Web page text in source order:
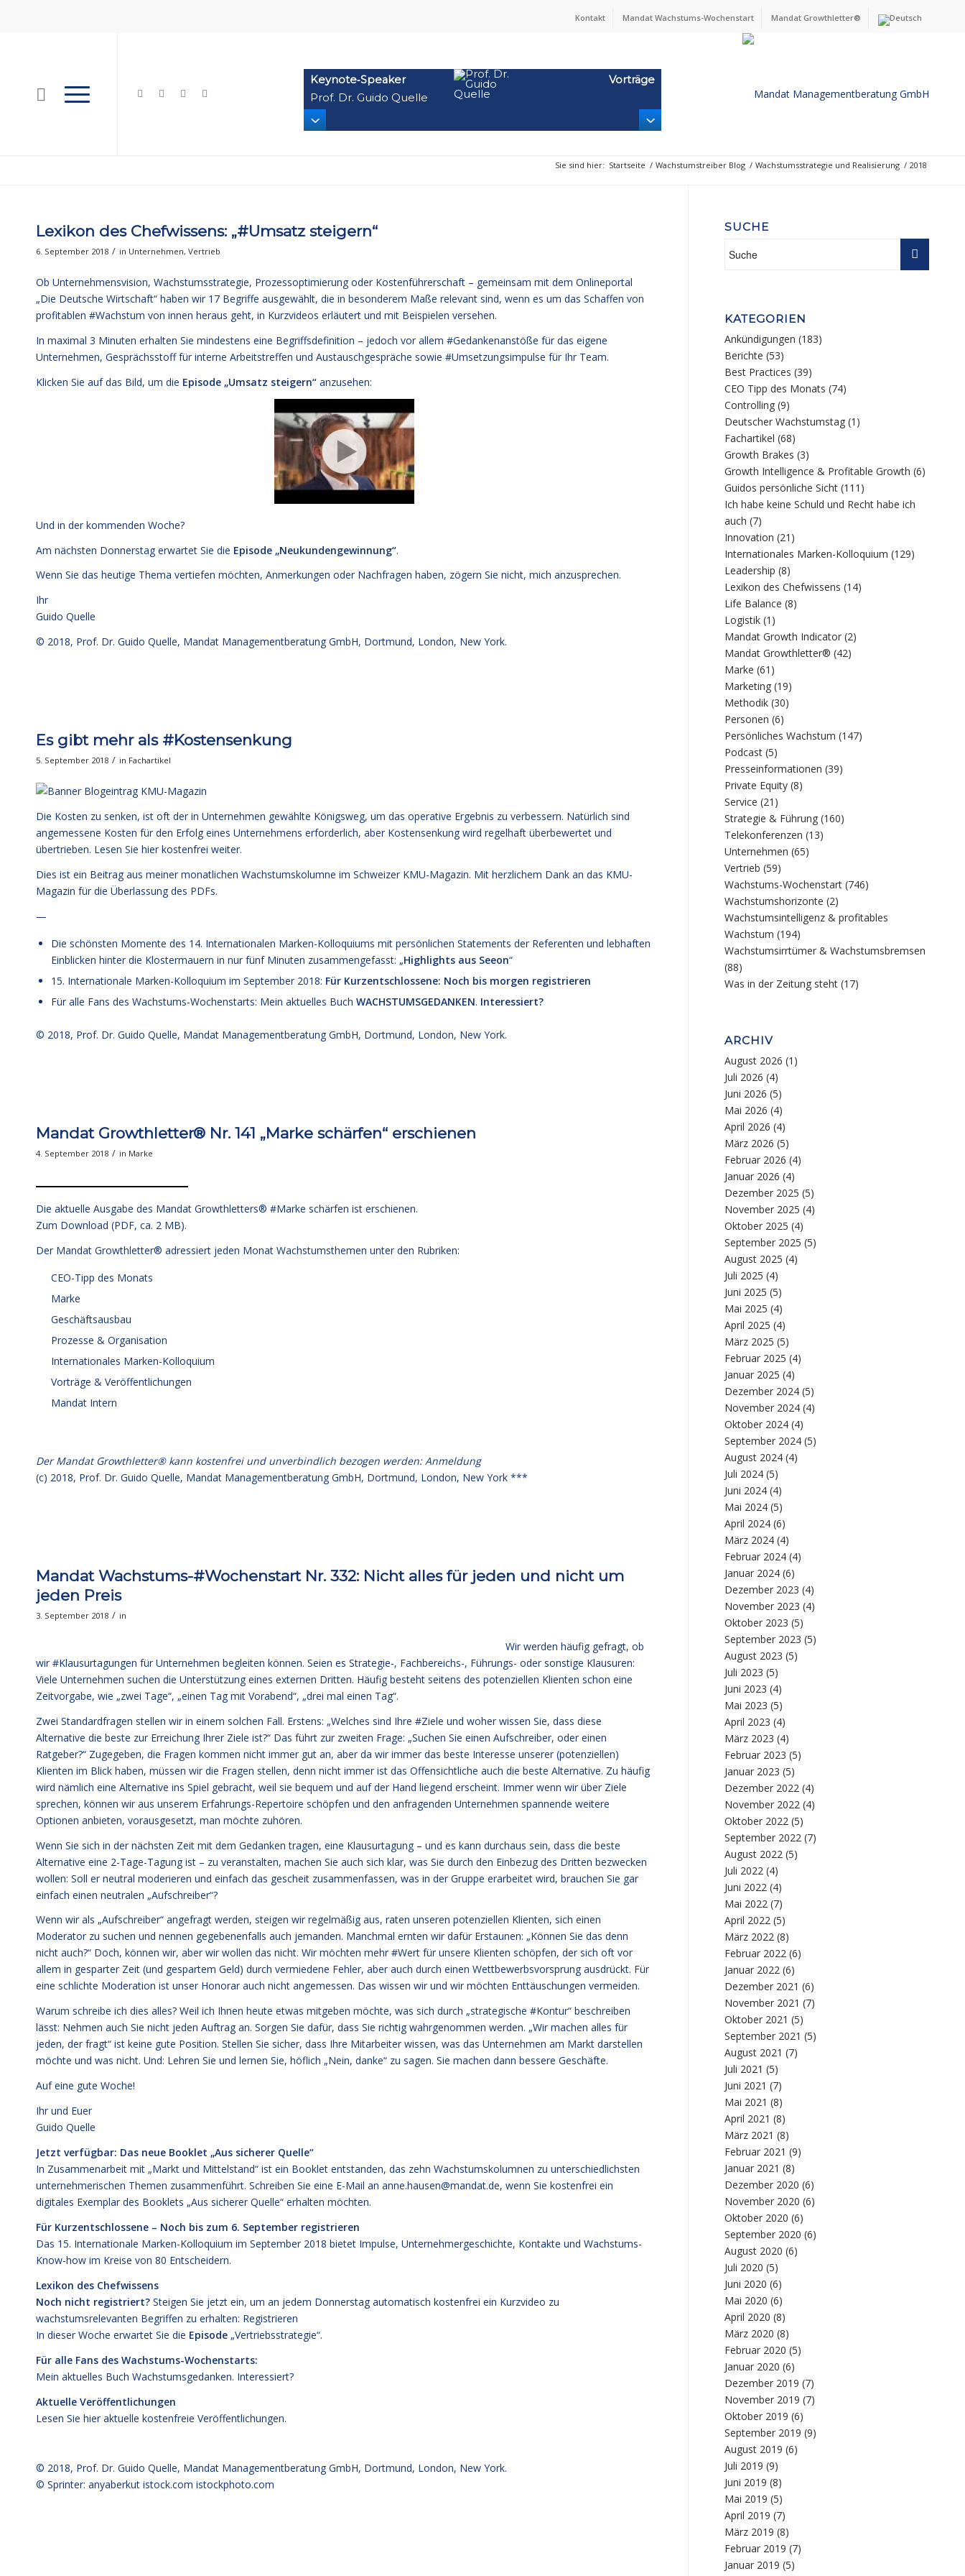
Kontakt Mandat Wachstums-Wochenstart Mandat Growthletter®
Keynote‑Speaker
Prof. Dr. Guido Quelle
Vorträge
Sie sind hier: Startseite / Wachstumstreiber Blog / Wachstumsstrategie und Realisierung / 2018
Lexikon des Chefwissens: „#Umsatz steigern“
6. September 2018 / in Unternehmen, Vertrieb
Ob Unternehmensvision, Wachstumsstrategie, Prozessoptimierung oder Kostenführerschaft – gemeinsam mit dem Onlineportal
„Die Deutsche Wirtschaft“ haben wir 17 Begriffe ausgewählt, die in besonderem Maße relevant sind, wenn es um das Schaffen von
profitablen #Wachstum von innen heraus geht, in Kurzvideos erläutert und mit Beispielen versehen.
In maximal 3 Minuten erhalten Sie mindestens eine Begriffsdefinition – jedoch vor allem #Gedankenanstöße für das eigene
Unternehmen, Gesprächsstoff für interne Arbeitstreffen und Austauschgespräche sowie #Umsetzungsimpulse für Ihr Team.
Klicken Sie auf das Bild, um die Episode „Umsatz steigern“ anzusehen:
Und in der kommenden Woche?
Am nächsten Donnerstag erwartet Sie die Episode „Neukundengewinnung“.
Wenn Sie das heutige Thema vertiefen möchten, Anmerkungen oder Nachfragen haben, zögern Sie nicht, mich anzusprechen.
Ihr
Guido Quelle
© 2018, Prof. Dr. Guido Quelle, Mandat Managementberatung GmbH, Dortmund, London, New York.
Es gibt mehr als #Kostensenkung
5. September 2018 / in Fachartikel
Die Kosten zu senken, ist oft der in Unternehmen gewählte Königsweg, um das operative Ergebnis zu verbessern. Natürlich sind
angemessene Kosten für den Erfolg eines Unternehmens erforderlich, aber Kostensenkung wird regelhaft überbewertet und
übertrieben. Lesen Sie hier kostenfrei weiter.
Dies ist ein Beitrag aus meiner monatlichen Wachstumskolumne im Schweizer KMU-Magazin. Mit herzlichem Dank an das KMU-
Magazin für die Überlassung des PDFs.
—
Die schönsten Momente des 14. Internationalen Marken-Kolloquiums mit persönlichen Statements der Referenten und lebhaften
Einblicken hinter die Klostermauern in nur fünf Minuten zusammengefasst: „Highlights aus Seeon“
15. Internationale Marken-Kolloquium im September 2018: Für Kurzentschlossene: Noch bis morgen registrieren
Für alle Fans des Wachstums-Wochenstarts: Mein aktuelles Buch WACHSTUMSGEDANKEN. Interessiert?
© 2018, Prof. Dr. Guido Quelle, Mandat Managementberatung GmbH, Dortmund, London, New York.
Mandat Growthletter® Nr. 141 „Marke schärfen“ erschienen
4. September 2018 / in Marke
Die aktuelle Ausgabe des Mandat Growthletters® #Marke schärfen ist erschienen.
Zum Download (PDF, ca. 2 MB).
Der Mandat Growthletter® adressiert jeden Monat Wachstumsthemen unter den Rubriken:
CEO-Tipp des Monats
Marke
Geschäftsausbau
Prozesse & Organisation
Internationales Marken-Kolloquium
Vorträge & Veröffentlichungen
Mandat Intern
Der Mandat Growthletter® kann kostenfrei und unverbindlich bezogen werden:Anmeldung
(c) 2018, Prof. Dr. Guido Quelle, Mandat Managementberatung GmbH, Dortmund, London, New York ***
Mandat Wachstums-#Wochenstart Nr. 332: Nicht alles für jeden und nicht um
jeden Preis
3. September 2018 / in
Wir werden häufig gefragt, ob
wir #Klausurtagungen für Unternehmen begleiten können. Seien es Strategie-, Fachbereichs-, Führungs- oder sonstige Klausuren:
Viele Unternehmen suchen die Unterstützung eines externen Dritten. Häufig besteht seitens des potenziellen Klienten schon eine
Zeitvorgabe, wie „zwei Tage“, „einen Tag mit Vorabend“, „drei mal einen Tag“.
Zwei Standardfragen stellen wir in einem solchen Fall. Erstens: „Welches sind Ihre #Ziele und woher wissen Sie, dass diese
Alternative die beste zur Erreichung Ihrer Ziele ist?“ Das führt zur zweiten Frage: „Suchen Sie einen Aufschreiber, oder einen
Ratgeber?“ Zugegeben, die Fragen kommen nicht immer gut an, aber da wir immer das beste Interesse unserer (potenziellen)
Klienten im Blick haben, müssen wir die Fragen stellen, denn nicht immer ist das Offensichtliche auch die beste Alternative. Zu häufig
wird nämlich eine Alternative ins Spiel gebracht, weil sie bequem und auf der Hand liegend erscheint. Immer wenn wir über Ziele
sprechen, können wir aus unserem Erfahrungs-Repertoire schöpfen und den anfragenden Unternehmen spannende weitere
Optionen anbieten, vorausgesetzt, man möchte zuhören.
Wenn Sie sich in der nächsten Zeit mit dem Gedanken tragen, eine Klausurtagung – und es kann durchaus sein, dass die beste
Alternative eine 2-Tage-Tagung ist – zu veranstalten, machen Sie auch sich klar, was Sie durch den Einbezug des Dritten bezwecken
wollen: Soll er neutral moderieren und einfach das gescheit zusammenfassen, was in der Gruppe erarbeitet wird, brauchen Sie gar
einfach einen neutralen „Aufschreiber“?
Wenn wir als „Aufschreiber“ angefragt werden, steigen wir regelmäßig aus, raten unseren potenziellen Klienten, sich einen
Moderator zu suchen und nennen gegebenenfalls auch jemanden. Manchmal ernten wir dafür Erstaunen: „Können Sie das denn
nicht auch?“ Doch, können wir, aber wir wollen das nicht. Wir möchten mehr #Wert für unsere Klienten schöpfen, der sich oft vor
allem in gesparter Zeit (und gespartem Geld) durch vermiedene Fehler, aber auch durch einen Wettbewerbsvorsprung ausdrückt. Für
eine schlichte Moderation ist unser Honorar auch nicht angemessen. Das wissen wir und wir möchten Enttäuschungen vermeiden.
Warum schreibe ich dies alles? Weil ich Ihnen heute etwas mitgeben möchte, was sich durch „strategische #Kontur“ beschreiben
lässt: Nehmen auch Sie nicht jeden Auftrag an. Sorgen Sie dafür, dass Sie richtig wahrgenommen werden. „Wir machen alles für
jeden, der fragt“ ist keine gute Position. Stellen Sie sicher, dass Ihre Mitarbeiter wissen, was das Unternehmen am Markt darstellen
möchte und was nicht. Und: Lehren Sie und lernen Sie, höflich „Nein, danke“ zu sagen. Sie machen dann bessere Geschäfte.
Auf eine gute Woche!
Ihr und Euer
Guido Quelle
Jetzt verfügbar: Das neue Booklet „Aus sicherer Quelle“
In Zusammenarbeit mit „Markt und Mittelstand“ ist ein Booklet entstanden, das zehn Wachstumskolumnen zu unterschiedlichsten
unternehmerischen Themen zusammenführt. Schreiben Sie eine E-Mail an anne.hausen@mandat.de, wenn Sie kostenfrei ein
digitales Exemplar des Booklets „Aus sicherer Quelle“ erhalten möchten.
Für Kurzentschlossene – Noch bis zum 6. September registrieren
Das 15. Internationale Marken-Kolloquium im September 2018 bietet Impulse, Unternehmergeschichte, Kontakte und Wachstums-
Know-how im Kreise von 80 Entscheidern.
Lexikon des Chefwissens
Noch nicht registriert? Steigen Sie jetzt ein, um an jedem Donnerstag automatisch kostenfrei ein Kurzvideo zu
wachstumsrelevanten Begriffen zu erhalten: Registrieren
In dieser Woche erwartet Sie die Episode „Vertriebsstrategie“.
Für alle Fans des Wachstums-Wochenstarts:
Mein aktuelles Buch Wachstumsgedanken. Interessiert?
Aktuelle Veröffentlichungen
Lesen Sie hier aktuelle kostenfreie Veröffentlichungen.
© 2018, Prof. Dr. Guido Quelle, Mandat Managementberatung GmbH, Dortmund, London, New York.
© Sprinter: anyaberkut istock.com istockphoto.com
SUCHE
KATEGORIEN
Ankündigungen (183)
Berichte (53)
Best Practices (39)
CEO Tipp des Monats (74)
Controlling (9)
Deutscher Wachstumstag (1)
Fachartikel (68)
Growth Brakes (3)
Growth Intelligence & Profitable Growth (6)
Guidos persönliche Sicht (111)
Ich habe keine Schuld und Recht habe ich
auch (7)
Innovation (21)
Internationales Marken-Kolloquium (129)
Leadership (8)
Lexikon des Chefwissens (14)
Life Balance (8)
Logistik (1)
Mandat Growth Indicator (2)
Mandat Growthletter® (42)
Marke (61)
Marketing (19)
Methodik (30)
Personen (6)
Persönliches Wachstum (147)
Podcast (5)
Presseinformationen (39)
Private Equity (8)
Service (21)
Strategie & Führung (160)
Telekonferenzen (13)
Unternehmen (65)
Vertrieb (59)
Wachstums-Wochenstart (746)
Wachstumshorizonte (2)
Wachstumsintelligenz & profitables
Wachstum (194)
Wachstumsirrtümer & Wachstumsbremsen
(88)
Was in der Zeitung steht (17)
ARCHIV
August 2026 (1)
Juli 2026 (4)
Juni 2026 (5)
Mai 2026 (4)
April 2026 (4)
März 2026 (5)
Februar 2026 (4)
Januar 2026 (4)
Dezember 2025 (5)
November 2025 (4)
Oktober 2025 (4)
September 2025 (5)
August 2025 (4)
Juli 2025 (4)
Juni 2025 (5)
Mai 2025 (4)
April 2025 (4)
März 2025 (5)
Februar 2025 (4)
Januar 2025 (4)
Dezember 2024 (5)
November 2024 (4)
Oktober 2024 (4)
September 2024 (5)
August 2024 (4)
Juli 2024 (5)
Juni 2024 (4)
Mai 2024 (5)
April 2024 (6)
März 2024 (4)
Februar 2024 (4)
Januar 2024 (6)
Dezember 2023 (4)
November 2023 (4)
Oktober 2023 (5)
September 2023 (5)
August 2023 (5)
Juli 2023 (5)
Juni 2023 (4)
Mai 2023 (5)
April 2023 (4)
März 2023 (4)
Februar 2023 (5)
Januar 2023 (5)
Dezember 2022 (4)
November 2022 (4)
Oktober 2022 (5)
September 2022 (7)
August 2022 (5)
Juli 2022 (4)
Juni 2022 (4)
Mai 2022 (7)
April 2022 (5)
März 2022 (8)
Februar 2022 (6)
Januar 2022 (6)
Dezember 2021 (6)
November 2021 (7)
Oktober 2021 (5)
September 2021 (5)
August 2021 (7)
Juli 2021 (5)
Juni 2021 (7)
Mai 2021 (8)
April 2021 (8)
März 2021 (8)
Februar 2021 (9)
Januar 2021 (8)
Dezember 2020 (6)
November 2020 (6)
Oktober 2020 (6)
September 2020 (6)
August 2020 (6)
Juli 2020 (5)
Juni 2020 (6)
Mai 2020 (6)
April 2020 (8)
März 2020 (8)
Februar 2020 (5)
Januar 2020 (6)
Dezember 2019 (7)
November 2019 (7)
Oktober 2019 (6)
September 2019 (9)
August 2019 (6)
Juli 2019 (9)
Juni 2019 (8)
Mai 2019 (5)
April 2019 (7)
März 2019 (8)
Februar 2019 (7)
Januar 2019 (5)